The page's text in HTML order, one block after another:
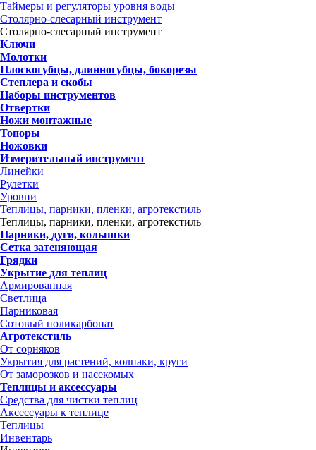
Таймеры и регуляторы уровня воды
Столярно-слесарный инструмент
Столярно-слесарный инструмент
Ключи
Молотки
Плоскогубцы, длинногубцы, бокорезы
Степлера и скобы
Наборы инструментов
Отвертки
Ножи монтажные
Топоры
Ножовки
Измерительный инструмент
Линейки
Рулетки
Уровни
Теплицы, парники, пленки, агротекстиль
Теплицы, парники, пленки, агротекстиль
Парники, дуги, колышки
Сетка затеняющая
Грядки
Укрытие для теплиц
Армированная
Светлица
Парниковая
Сотовый поликарбонат
Агротекстиль
От сорняков
Укрытия для растений, колпаки, круги
От заморозков и насекомых
Теплицы и аксессуары
Средства для чистки теплиц
Аксессуары к теплице
Теплицы
Инвентарь